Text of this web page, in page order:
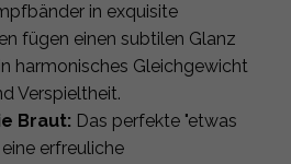
in exquisite
fügen einen subtilen Glanz
harmonisches Gleichgewicht
Verspieltheit.
Braut: Das perfekte "etwas
erfreuliche